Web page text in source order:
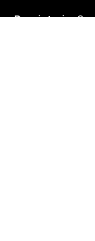
Propietario: